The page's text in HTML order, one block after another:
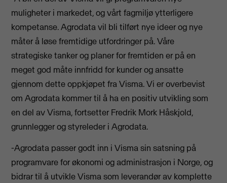
muligheter i markedet, og vårt fagmiljø ytterligere
kompetanse. Agrodata vil bli tilført nye ideer og nye
måter å løse fremtidige utfordringer på. Våre
strategiske tanker og planer for fremtiden er på en
meget god måte innfridd for kunder og ansatte
gjennom dette oppkjøpet fra Visma. Vi er overbevist
om Agrodata kommer til å ha en positiv utvikling som
en del av Visma, fortsetter Fredrik Mork Håskjold,
grunnlegger og styreleder i Agrodata.
-Agrodata passer godt inn i Visma sin satsning på
programvare for økonomi og administrasjon i Norge, og
bidrar til å utvikle Visma som leverandør av komplette